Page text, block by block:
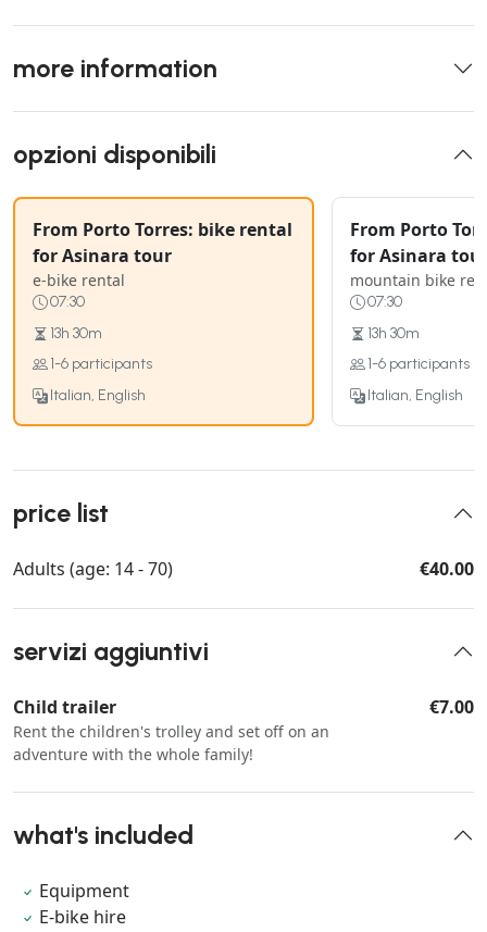
more information
opzioni disponibili
From Porto Torres: bike rental
for Asinara tour
e-bike rental
07:30
13h 30m
1-6 participants
Italian, English
From Porto
for Asinara
mountain bike
07:30
13h 30m
1-6 participants
Italian, English
price list
Adults (age: 14 - 70) €40.00
servizi aggiuntivi
Child trailer
Rent the children's trolley and set off on an
adventure with the whole family!
€7.00
what's included
Equipment
E-bike hire